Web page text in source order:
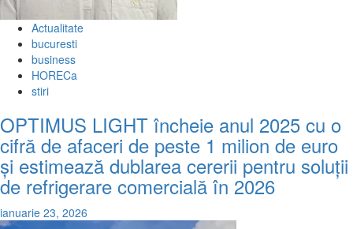
Actualitate
bucuresti
business
HORECa
stiri
OPTIMUS LIGHT încheie anul 2025 cu o
cifră de afaceri de peste 1 milion de euro
și estimează dublarea cererii pentru soluții
de refrigerare comercială în 2026
ianuarie 23, 2026